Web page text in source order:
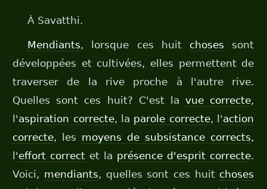
À Savatthi.
Mendiants, lorsque ces huit choses sont
développées et cultivées, elles permettent de
traverser de la rive proche à l'autre rive.
Quelles sont ces huit? C'est lavue correcte,
l'aspiration correcte, la parole correcte, l'action
correcte, les moyens de subsistance corrects,
l'effort correct et la présence d'esprit correcte.
Voici, mendiants, quelles sont ces huit choses